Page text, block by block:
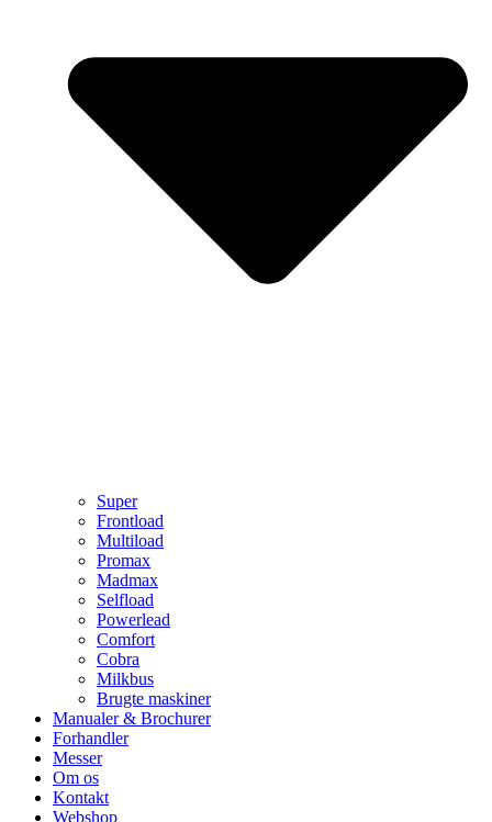
Super
Frontload
Multiload
Promax
Madmax
Selfload
Powerlead
Comfort
Cobra
Milkbus
Brugte maskiner
Manualer & Brochurer
Forhandler
Messer
Om os
Kontakt
Webshop